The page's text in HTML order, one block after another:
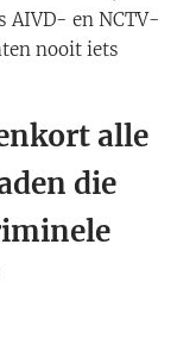
AIVD- en NCTV-
nooit iets
alle
die